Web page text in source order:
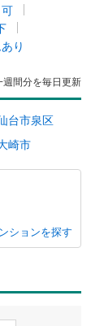
り
週間分を毎日更新
台市泉区
崎市
ションを探す